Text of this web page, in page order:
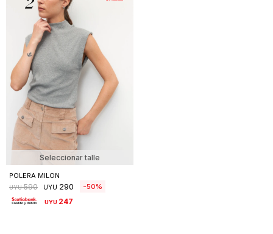
Seleccionar talle
POLERA MILON
UYU 590 UYU 290 50
UYU 247